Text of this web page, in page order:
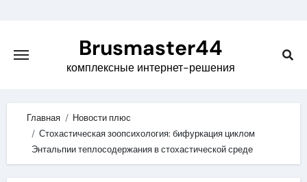
content
Brusmaster44
комплексные интернет-решения
Главная
Новости плюс
Стохастическая зоопсихология: бифуркация циклом
Энтальпии теплосодержания в стохастической среде